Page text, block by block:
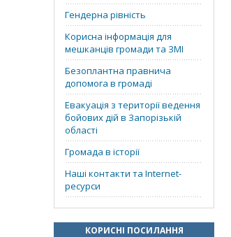
Гендерна рівність
Корисна інформація для
мешканців громади та ЗМІ
Безоплантна правнича
допомога в громаді
Евакуація з території ведення
бойових дій в Запорізькій
області
Громада в історії
Наші контакти та Internet-
ресурси
КОРИСНІ ПОСИЛАННЯ